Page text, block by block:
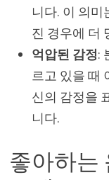
니다. 이 의
진 경우에 더
억압된 감정:
르고 있을 때
신의 감정을
니다.
좋아하는